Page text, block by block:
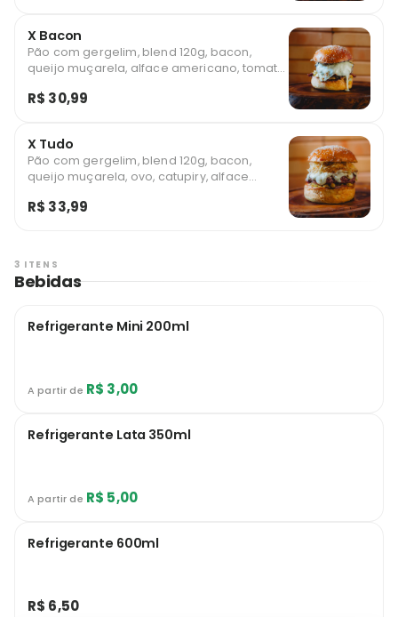
X Bacon
Pão com gergelim, blend 120g, bacon,
queijo muçarela, alface americano, tomate,
R$ 30,99
X Tudo
Pão com gergelim, blend 120g, bacon,
queijo muçarela, ovo, catupiry, alface
R$ 33,99
3 ITENS
Bebidas
Refrigerante Mini 200ml
A partir de R$ 3,00
Refrigerante Lata 350ml
A partir de R$ 5,00
Refrigerante 600ml
R$ 6,50